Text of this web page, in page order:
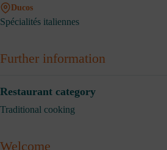
Ducos
Spécialités italiennes
Further information
Restaurant category
Traditional cooking
Welcome